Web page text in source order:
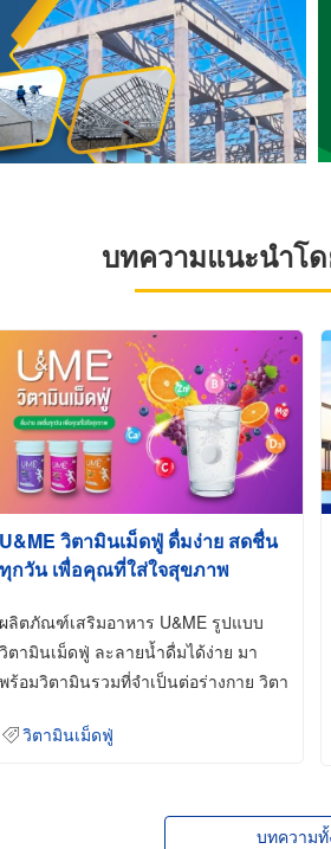
บทความแนะนำโ
U&ME วิตามินเม็ดฟู่ ดื่มง่าย สดชื่น
ทุกวัน เพื่อคุณที่ใส่ใจสุขภาพ
ผลิตภัณฑ์เสริมอาหาร U&ME รูปแบบ
วิตามินเม็ดฟู่ ละลายน้ำดื่มได้ง่าย มา
พร้อมวิตามินรวมที่จำเป็นต่อร่างกาย วิตา
วิตามินเม็ดฟู่
บทความ